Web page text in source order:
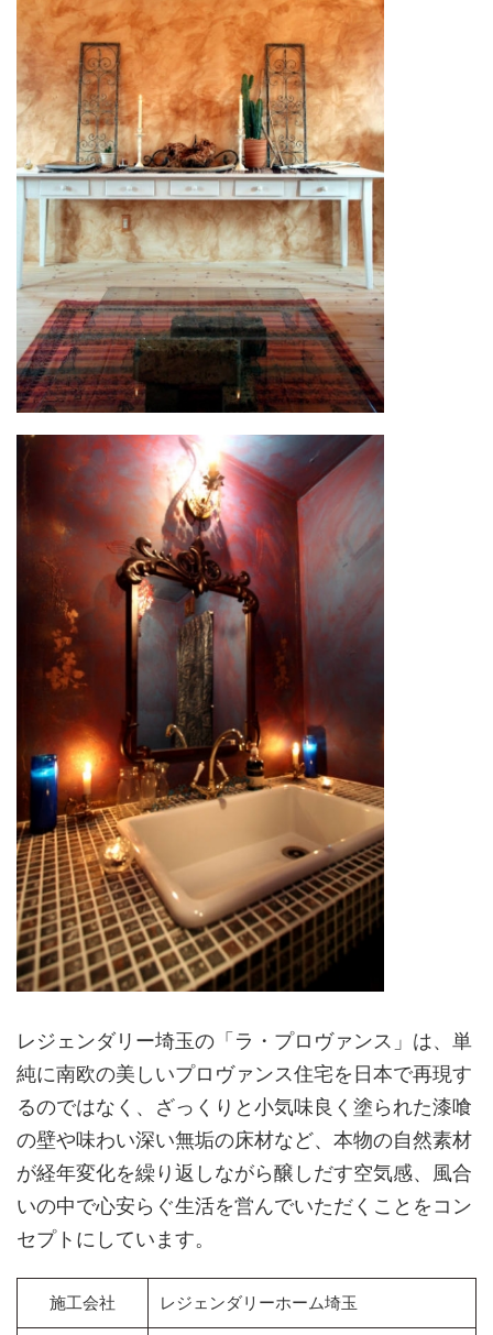
レジェンダリー埼玉の「ラ・プロヴァンス」は、単
純に南欧の美しいプロヴァンス住宅を日本で再現す
るのではなく、ざっくりと小気味良く塗られた漆喰
の壁や味わい深い無垢の床材など、本物の自然素材
が経年変化を繰り返しながら醸しだす空気感、風合
いの中で心安らぐ生活を営んでいただくことをコン
セプトにしています。
施工会社 レジェンダリーホーム埼玉